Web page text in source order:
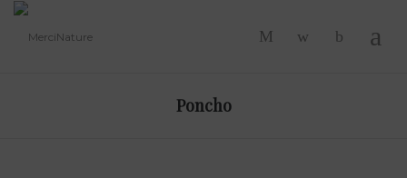
Poncho